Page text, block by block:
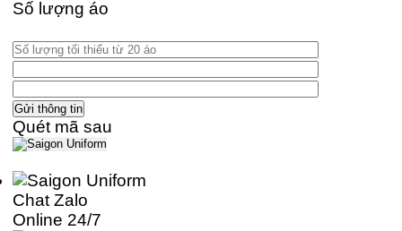
Số lượng áo
Quét mã sau
Chat Zalo
Online 24/7